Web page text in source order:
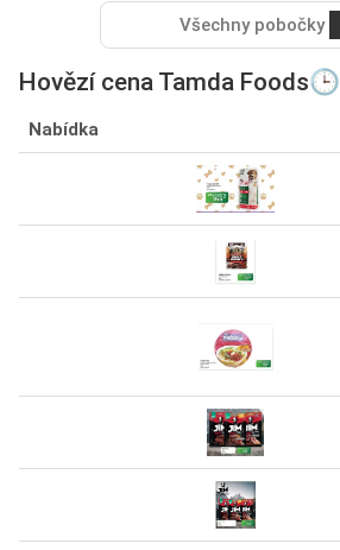
Všechny pobočky
Hovězí cena Tamda Foods🕒
Nabídka